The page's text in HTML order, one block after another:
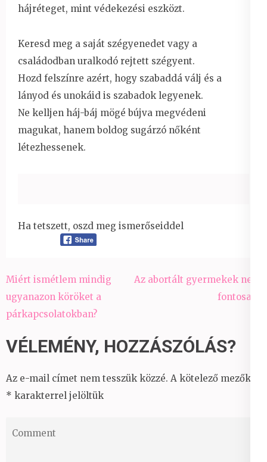
hájréteget, mint védekezési eszközt.
Keresd meg a saját szégyenedet vagy a
családodban uralkodó rejtett szégyent.
Hozd felszínre azért, hogy szabaddá válj és a
lányod és unokáid is szabadok legyenek.
Ne kelljen háj-báj mögé bújva megvédeni
magukat, hanem boldog sugárzó nőként
létezhessenek.
Ha tetszett, oszd meg ismerőseiddel
Bejegyzés
navigáció
Miért ismétlem mindig
ugyanazon köröket a
párkapcsolatokban?
Az abortált gyermekek nem
fontosak?
VÉLEMÉNY, HOZZÁSZÓLÁS?
Az e-mail címet nem tesszük közzé. A kötelező mezőket
* karakterrel jelöltük